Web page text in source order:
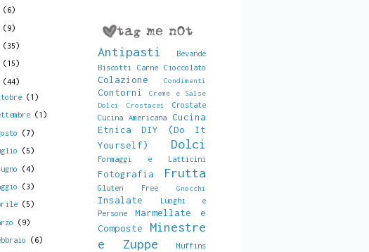
(6)
(9)
(35)
(15)
(44)
(1)
(1)
(7)
(5)
(4)
(3)
(5)
(9)
(6)
Antipasti
Bevande
Biscotti
Carne Cioccolato
Colazione Condimenti
Contorni
Creme e Salse
Dolci
Crostacei
Crostate
Cucina Americana
Cucina
Etnica
DIY (Do It
Yourself)
Dolci
Formaggi e Latticini
Fotografia Frutta
Gluten Free Gnocchi
Insalate
Luoghi e
Persone
Marmellate e
Composte
Minestre
e Zuppe
Muffins